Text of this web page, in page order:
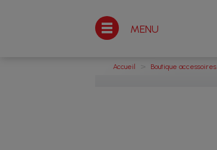
MENU
Accueil > Boutique accessoires